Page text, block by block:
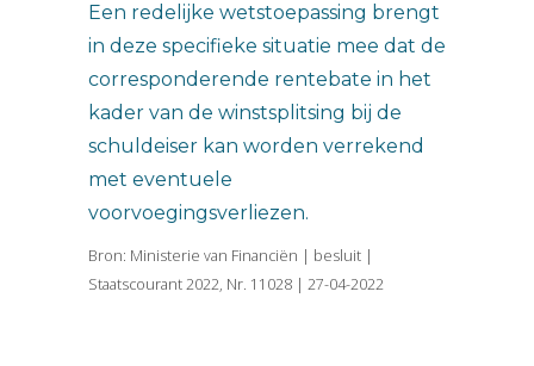
Een redelijke wetstoepassing brengt
in deze specifieke situatie mee dat de
corresponderende rentebate in het
kader van de winstsplitsing bij de
schuldeiser kan worden verrekend
met eventuele
voorvoegingsverliezen.
Bron: Ministerie van Financiën | besluit |
Staatscourant 2022, Nr. 11028 | 27-04-2022